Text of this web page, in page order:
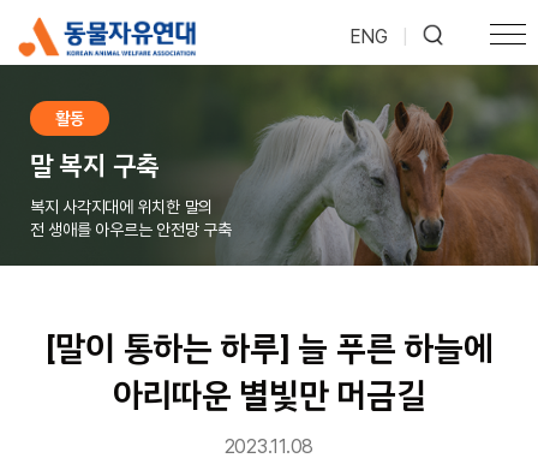
ENG
활동
말 복지 구축
복지 사각지대에 위치한 말의
전 생애를 아우르는 안전망 구축
[말이 통하는 하루] 늘 푸른 하늘에
아리따운 별빛만 머금길
2023.11.08